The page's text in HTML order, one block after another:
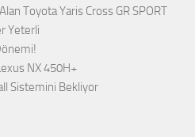
Toyota Yaris Cross GR SPORT
Yeterli
NX 450H+
Sistemini Bekliyor